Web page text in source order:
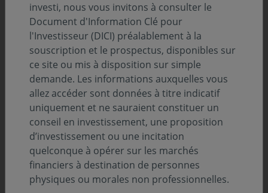
ont été apportées dans le documents
d’information
clé pour l’investisseur (DICI) et dans le
prospectus de vos OPC
Ces modifications portent surl'élargissement de la
zone géographique d’investissementet la
réduction du ratio d’investissement « hors pays de
l’Espace Economique Européen »
POUR EN SAVOIR PLUS, TÉLÉCHARGEZ LA NOTE
D'INFORMATION (PDF - 135.62 KO)
investi, nous vous invitons à consulter le
Document d'Information Clé pour
l'Investisseur (DICI) préalablement à la
souscription et le prospectus, disponibles sur
ce site ou mis à disposition sur simple
demande. Les informations auxquelles vous
allez accéder sont données à titre indicatif
uniquement et ne sauraient constituer un
conseil en investissement, une proposition
d’investissement ou une incitation
quelconque à opérer sur les marchés
financiers à destination de personnes
physiques ou morales non professionnelles.